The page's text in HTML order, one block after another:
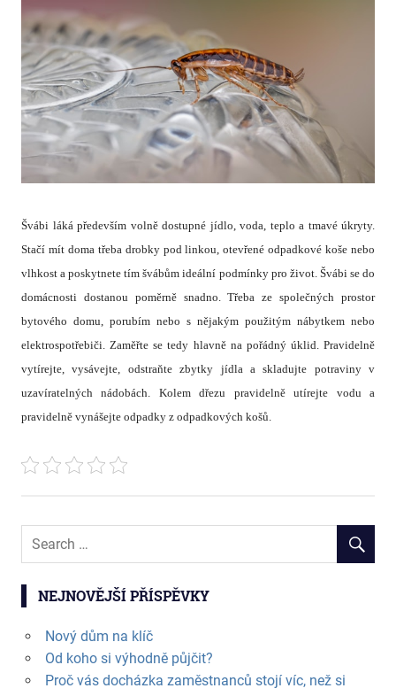
Švábi láká především volně dostupné jídlo, voda, teplo a tmavé úkryty.
Stačí mít doma třeba drobky pod linkou, otevřené odpadkové koše nebo
vlhkost a poskytnete tím švábům ideální podmínky pro život. Švábi se do
domácnosti dostanou poměrně snadno. Třeba ze společných prostor
bytového domu, porubím nebo s nějakým použitým nábytkem nebo
elektrospotřebiči.Zaměřte se tedy hlavně na pořádný úklid. Pravidelně
vytírejte, vysávejte, odstraňte zbytky jídla a skladujte potraviny v
uzavíratelných nádobách. Kolem dřezu pravidelně utírejte vodu a
pravidelně vynášejte odpadky z odpadkových košů.
NEJNOVĚJŠÍ PŘÍSPĚVKY
Nový dům na klíč
Od koho si výhodně půjčit?
Proč vás docházka zaměstnanců stojí víc, než si